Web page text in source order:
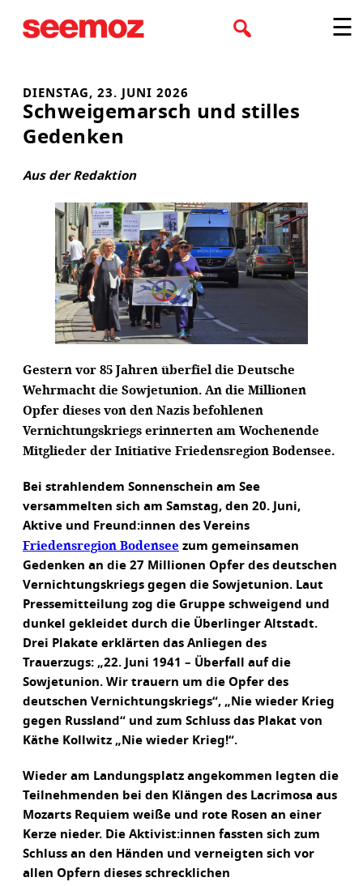
Inhalt
☰
DIENSTAG, 23. JUNI 2026
Schweigemarsch und stilles
Gedenken
Aus der Redaktion
Gestern vor 85 Jahren überfiel die Deutsche
Wehrmacht die Sowjetunion. An die Millionen
Opfer dieses von den Nazis befohlenen
Vernichtungskriegs erinnerten am Wochenende
Mitglieder der Initiative Friedensregion Bodensee.
Bei strahlendem Sonnenschein am See
versammelten sich am Samstag, den 20. Juni,
Aktive und Freund:innen des Vereins
Friedensregion Bodensee zum gemeinsamen
Gedenken an die 27 Millionen Opfer des deutschen
Vernichtungskriegs gegen die Sowjetunion. Laut
Pressemitteilung zog die Gruppe schweigend und
dunkel gekleidet durch die Überlinger Altstadt.
Drei Plakate erklärten das Anliegen des
Trauerzugs: „22. Juni 1941 – Überfall auf die
Sowjetunion. Wir trauern um die Opfer des
deutschen Vernichtungskriegs“, „Nie wieder Krieg
gegen Russland“ und zum Schluss das Plakat von
Käthe Kollwitz „Nie wieder Krieg!“.
Wieder am Landungsplatz angekommen legten die
Teilnehmenden bei den Klängen des Lacrimosa aus
Mozarts Requiem weiße und rote Rosen an einer
Kerze nieder. Die Aktivist:innen fassten sich zum
Schluss an den Händen und verneigten sich vor
allen Opfern dieses schrecklichen